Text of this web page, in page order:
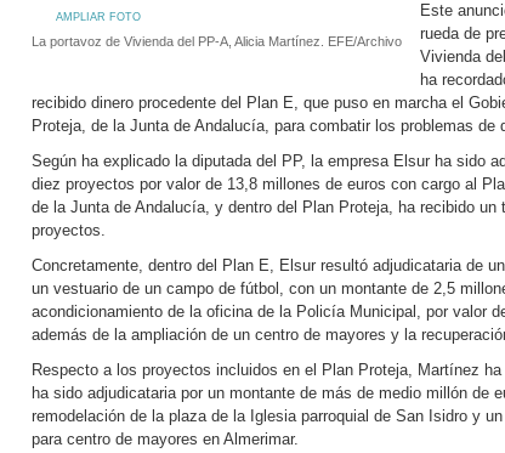
AMPLIAR FOTO
La portavoz de Vivienda del PP-A, Alicia Martínez. EFE/Archivo
Este
rueda de
Vivienda
ha
recibido dinero procedente del Plan E, que puso en marcha el
Proteja, de la Junta de Andalucía, para combatir los problemas de
Según ha explicado la diputada del PP, la empresa Elsur ha sido
diez proyectos por valor de 13,8 millones de euros con cargo al
de la Junta de Andalucía, y dentro del Plan Proteja, ha recibido un
proyectos.
Concretamente, dentro del Plan E, Elsur resultó adjudicataria de
un vestuario de un campo de fútbol, con un montante de 2,5
acondicionamiento de la oficina de la Policía Municipal, por valor
además de la ampliación de un centro de mayores y la
Respecto a los proyectos incluidos en el Plan Proteja, Martínez
ha sido adjudicataria por un montante de más de medio millón de
remodelación de la plaza de la Iglesia parroquial de San Isidro y
para centro de mayores en Almerimar.